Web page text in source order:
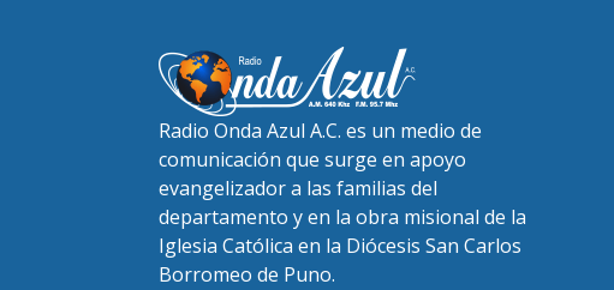
Radio Onda Azul A.C. es un medio de
comunicación que surge en apoyo
evangelizador a las familias del
departamento y en la obra misional de la
Iglesia Católica en la Diócesis San Carlos
Borromeo de Puno.